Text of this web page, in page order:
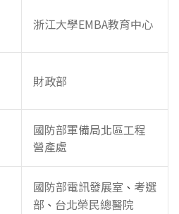
浙江大學EMBA教育中心
財政部
國防部軍備局北區工程
營產處
國防部電訊發展室 、 考選
部 、 台北榮民總醫院